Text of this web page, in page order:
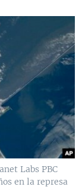
Labs PBC
en la represa